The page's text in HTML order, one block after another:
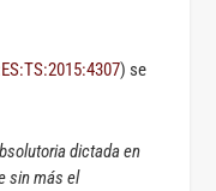
) se
dictada en
sin más el